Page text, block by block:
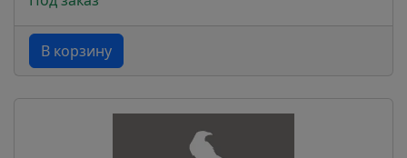
В корзину